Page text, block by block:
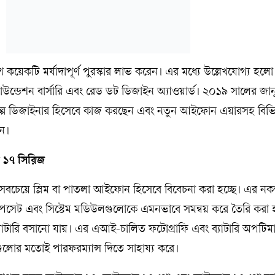
মর্যাদাপূর্ণ পুরস্কার লাভ করেন। এর মধ্যে উল্লেখযোগ্য হলো
বার্সারি এবং রেড ডট ডিজাইন অ্যাওয়ার্ড। ২০১৯ সালের
ডিজাইনার হিসেবে কাজ করছেন এবং নতুন আইফোন এয়ারসহ
সিরিজ
স্লিম বা পাতলা আইফোন হিসেবে বিবেচনা করা হচ্ছে। এর
চিপসেট এবং সিস্টেম মডিউলগুলোকে এমনভাবে সমন্বয় করে তৈরি করা
বসানো যায়। এর এআই-চালিত ফটোগ্রাফি এবং ব্যাটারি
মতোই পারফরম্যান্স দিতে সাহায্য করে।